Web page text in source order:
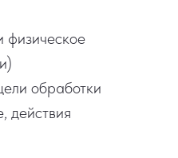
физическое
обработки
действия